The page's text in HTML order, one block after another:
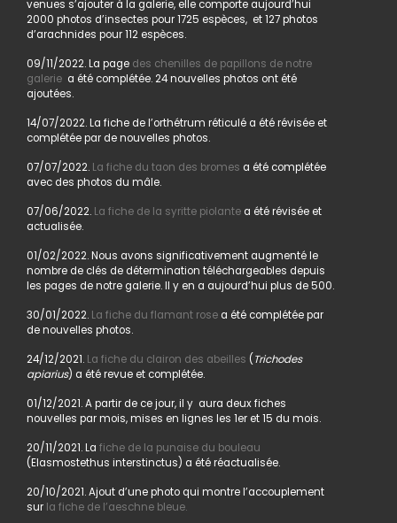
venues s’ajouter à la galerie, elle comporte aujourd’hui
2000 photos d’insectes pour 1725 espèces, et 127 photos
d’arachnides pour 112 espèces.
09/11/2022. La page des chenilles de papillons de notre
galerie a été complétée. 24 nouvelles photos ont été
ajoutées.
14/07/2022. La fiche de l’orthétrum réticulé a été révisée et
complétée par de nouvelles photos.
07/07/2022. La fiche du taon des bromes a été complétée
avec des photos du mâle.
07/06/2022. La fiche de la syritte piolantea été révisée et
actualisée.
01/02/2022. Nous avons significativement augmenté le
nombre de clés de détermination téléchargeables depuis
les pages de notre galerie. Il y en a aujourd’hui plus de 500.
30/01/2022. La fiche du flamant rosea été complétée par
de nouvelles photos.
24/12/2021. La fiche du clairon des abeilles ( Trichodes
apiarius) a été revue et complétée.
01/12/2021. A partir de ce jour, il y aura deux fiches
nouvelles par mois, mises en lignes les 1er et 15 du mois.
20/11/2021. La fiche de la punaise du bouleau
(Elasmostethus interstinctus) a été réactualisée.
20/10/2021. Ajout d’une photo qui montre l’accouplement
sur la fiche de l’aeschne bleue.